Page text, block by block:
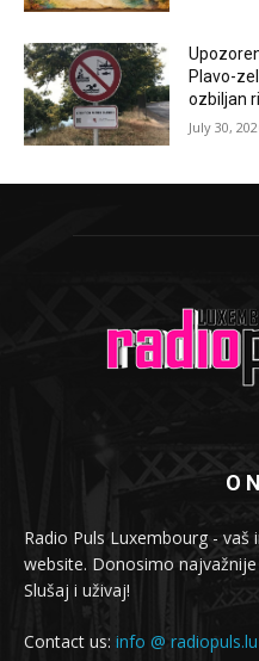
Plavo-
ozbiljan
July 30,
O
Radio Puls Luxembourg -
website. Donosimo
Slušaj i uživaj!
Contact us: info @ radiopuls.lu